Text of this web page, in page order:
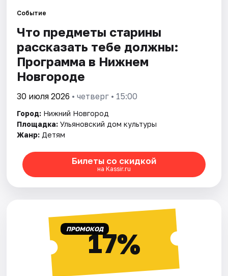
Города
Площадки
Артисты
Рейтинги
Событие
Что предметы старины
рассказать тебе должны:
Программа в Нижнем
Новгороде
30 июля 2026 • четверг • 15:00
Город: Нижний Новгород
Площадка: Ульяновский дом культуры
Жанр: Детям
Билеты со скидкой
на Kassir.ru
ПРОМОКОД17%